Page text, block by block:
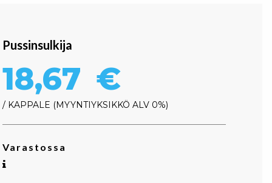
Pussinsulkija
18,67 €
/ KAPPALE MYYNTIYKSIKKÖ ALV 0%
Varastossa